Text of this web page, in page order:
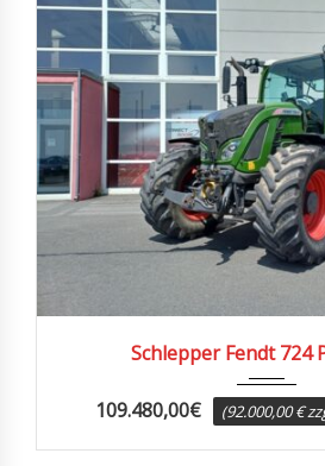
Schlepper Fendt 724
109.480,00€ (92.000,00 €